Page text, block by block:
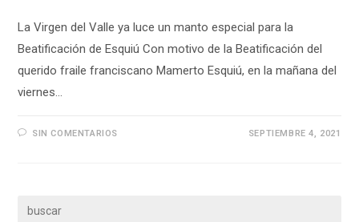
La Virgen del Valle ya luce un manto especial para la
Beatificación de Esquiú Con motivo de la Beatificación del
querido fraile franciscano Mamerto Esquiú, en la mañana del
viernes…
SIN COMENTARIOS SEPTIEMBRE 4, 2021